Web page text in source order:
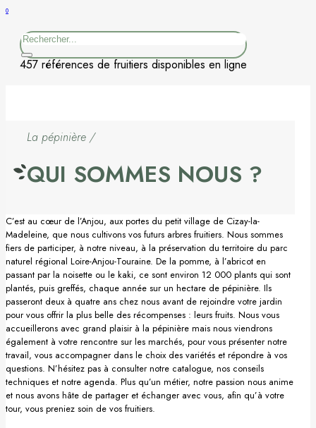
Kaki
Pêcher
Petits fruits
Poirier
Pommier
Prunier
Porte-greffes & greffons
0
Rechercher
457 références de fruitiers disponibles en ligne
La pépinière /
QUI SOMMES NOUS ?
C’est au cœur de l’Anjou, aux portes du petit village de Cizay-la-
Madeleine, que nous cultivons vos futurs arbres fruitiers. Nous sommes
fiers de participer, à notre niveau, à la préservation du territoire du parc
naturel régional Loire-Anjou-Touraine. De la pomme, à l’abricot en
passant par la noisette ou le kaki, ce sont environ 12 000 plants qui sont
plantés, puis greffés, chaque année sur un hectare de pépinière. Ils
passeront deux à quatre ans chez nous avant de rejoindre votre jardin
pour vous offrir la plus belle des récompenses : leurs fruits. Nous vous
accueillerons avec grand plaisir à la pépinière mais nous viendrons
également à votre rencontre sur les marchés, pour vous présenter notre
travail, vous accompagner dans le choix des variétés et répondre à vos
questions. N’hésitez pas à consulter notre catalogue, nos conseils
techniques et notre agenda. Plus qu’un métier, notre passion nous anime
et nous avons hâte de partager et échanger avec vous, afin qu’à votre
tour, vous preniez soin de vos fruitiers.